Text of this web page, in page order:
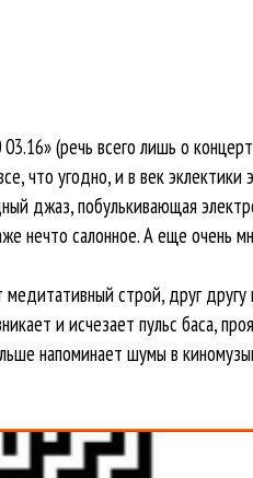
(речь всего лишь о
что угодно, и в век эклектики
джаз, побулькивающая
нечто салонное. А еще очень
строй, друг
и исчезает пульс баса,
напоминает шумы в